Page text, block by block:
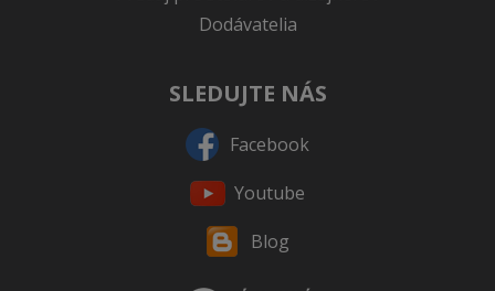
Dodávatelia
SLEDUJTE NÁS
Facebook
Youtube
Blog